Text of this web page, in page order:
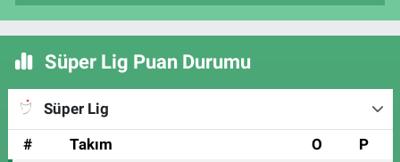
Süper Lig Puan Durumu
Süper Lig
#
Takım O P